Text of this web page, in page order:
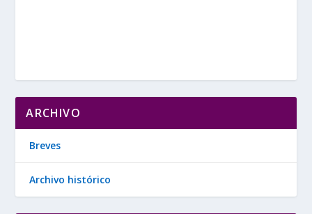
ARCHIVO
Breves
Archivo histórico